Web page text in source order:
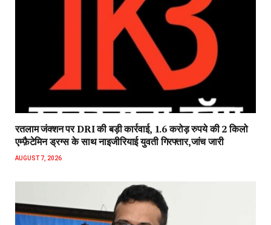
रतलाम जंक्शन पर DRI की बड़ी कार्रवाई, 1.6 करोड़ रुपये की 2 किलो
एम्फ़ैटेमिन ड्रग्स के साथ नाइजीरियाई युवती गिरफ्तार,जांच जारी
AUGUST 7, 2026